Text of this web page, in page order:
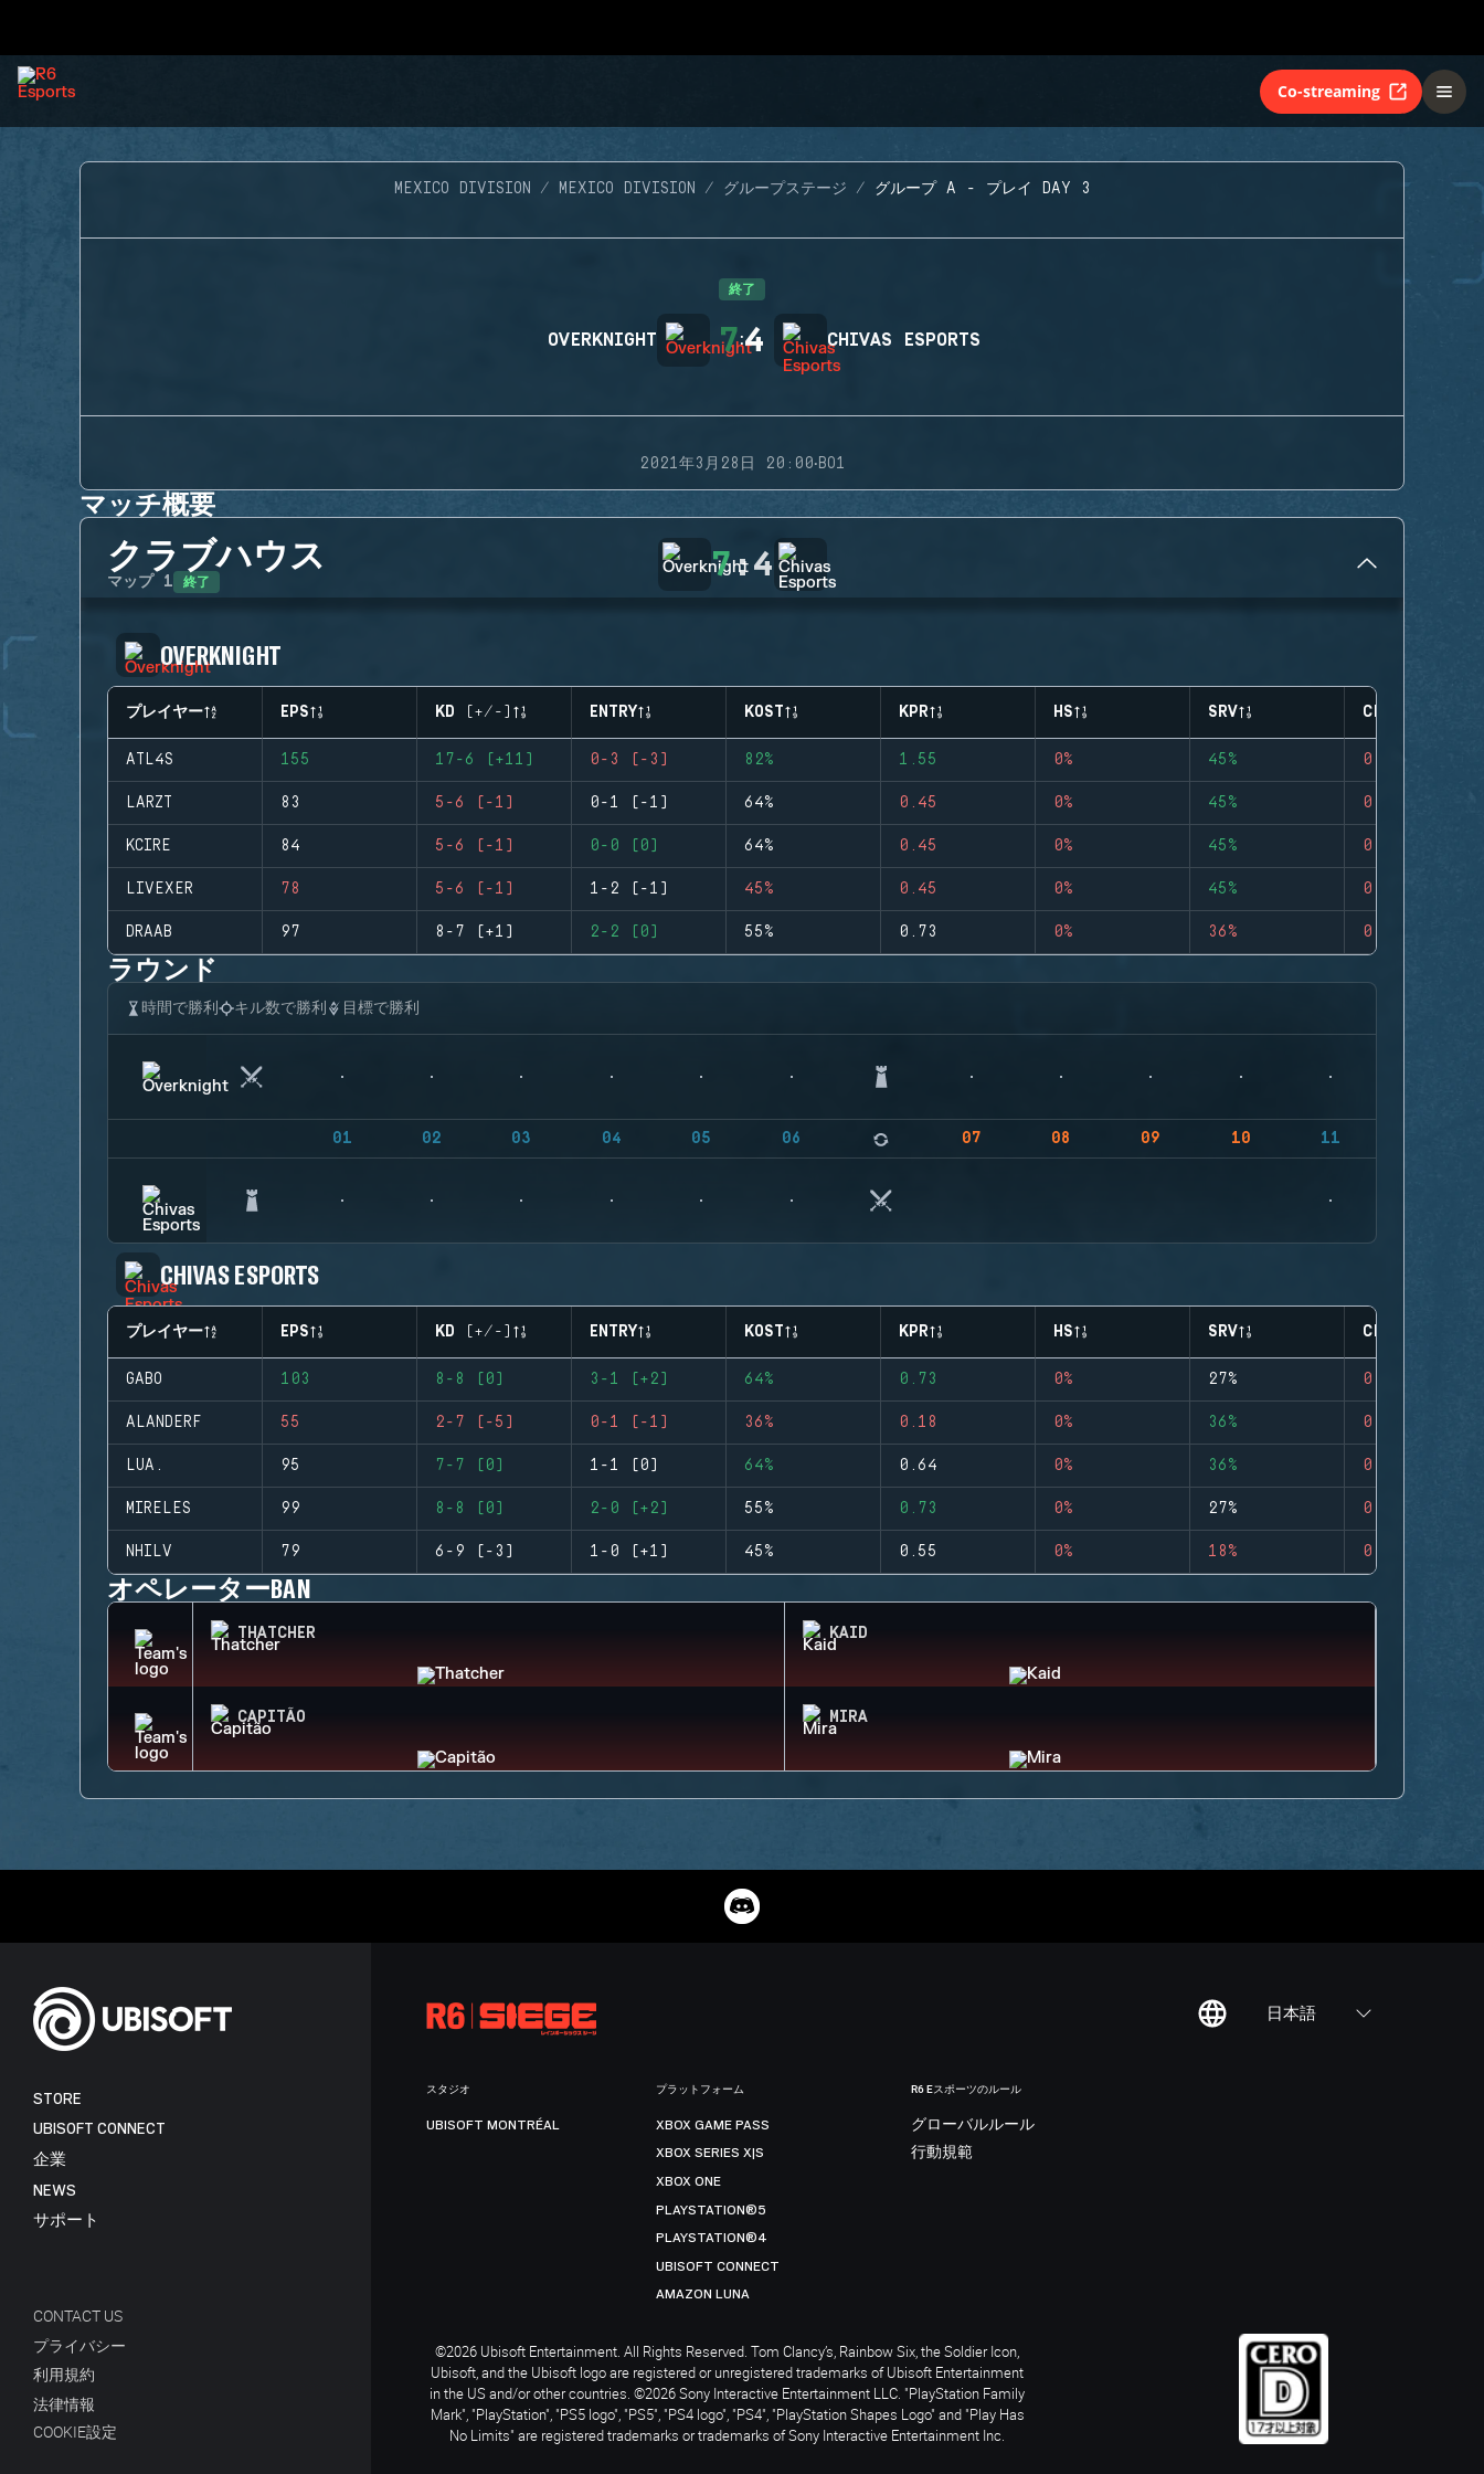
Co-streaming
MEXICO DIVISION MEXICO DIVISION グループステージ グループ A - プレイ DAY 3
終了
OVERKNIGHT 7:4 CHIVAS ESPORTS
2021年3月28日 20:00·BO1
マッチ概要
クラブハウス
マップ 1 終了 7:4
OVERKNIGHT
プレイヤー EPS KD (+/-) ENTRY KOST KPR HS SRV CLUTCHES
ATL4S 155 17-6 (+11) 0-3 (-3) 82% 1.55 0% 45% 0
LARZT 83 5-6 (-1) 0-1 (-1) 64% 0.45 0% 45% 0
KCIRE 84 5-6 (-1) 0-0 (0) 64% 0.45 0% 45% 0
LIVEXER 78 5-6 (-1) 1-2 (-1) 45% 0.45 0% 45% 0
DRAAB 97 8-7 (+1) 2-2 (0) 55% 0.73 0% 36% 0
ラウンド
時間で勝利 キル数で勝利 目標で勝利
01 02 03 04 05 06 07 08 09 10 11
CHIVAS ESPORTS
プレイヤー EPS KD (+/-) ENTRY KOST KPR HS SRV CLUTCHES
GABO 103 8-8 (0) 3-1 (+2) 64% 0.73 0% 27% 0
ALANDERF 55 2-7 (-5) 0-1 (-1) 36% 0.18 0% 36% 0
LUA. 95 7-7 (0) 1-1 (0) 64% 0.64 0% 36% 0
MIRELES 99 8-8 (0) 2-0 (+2) 55% 0.73 0% 27% 0
NHILV 79 6-9 (-3) 1-0 (+1) 45% 0.55 0% 18% 0
オペレーターBAN
THATCHER KAID
CAPITÃO MIRA
日本語
STORE
UBISOFT CONNECT
企業
NEWS
サポート
CONTACT US
プライバシー
利用規約
法律情報
COOKIE設定
スタジオ
UBISOFT MONTRÉAL
プラットフォーム
XBOX GAME PASS
XBOX SERIES X|S
XBOX ONE
PLAYSTATION®5
PLAYSTATION®4
UBISOFT CONNECT
AMAZON LUNA
R6 Eスポーツのルール
グローバルルール
行動規範
©2026 Ubisoft Entertainment. All Rights Reserved. Tom Clancy’s, Rainbow Six, the Soldier Icon,
Ubisoft, and the Ubisoft logo are registered or unregistered trademarks of Ubisoft Entertainment
in the US and/or other countries. ©2026 Sony Interactive Entertainment LLC. "PlayStation Family
Mark", "PlayStation", "PS5 logo", "PS5", "PS4 logo", "PS4", "PlayStation Shapes Logo" and "Play Has
No Limits" are registered trademarks or trademarks of Sony Interactive Entertainment Inc.